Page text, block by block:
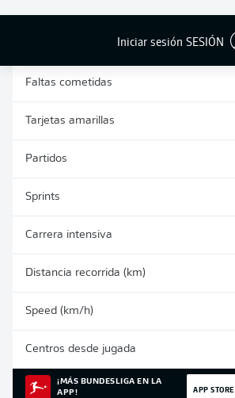
Iniciar sesión SESIÓN
Faltas cometidas
Tarjetas amarillas
Partidos
Sprints
Carrera intensiva
Distancia recorrida (km)
Speed (km/h)
Centros desde jugada
¡MÁS BUNDESLIGA EN LA
APP!
APP STORE